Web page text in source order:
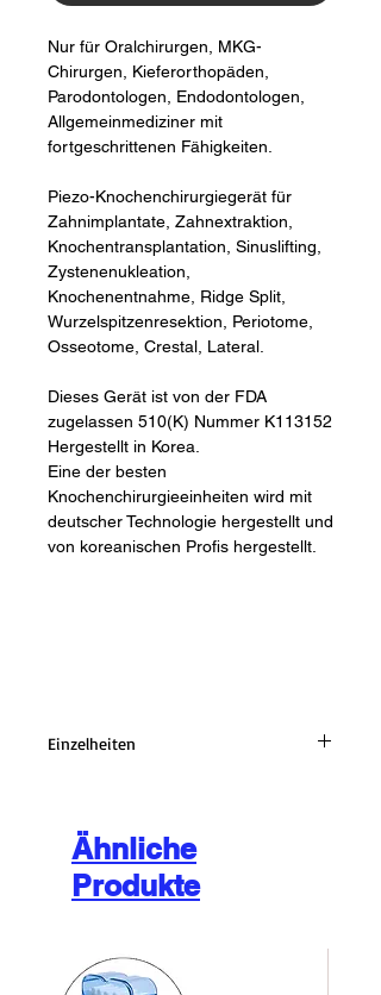
Nur für Oralchirurgen, MKG-
Chirurgen, Kieferorthopäden,
Parodontologen, Endodontologen,
Allgemeinmediziner mit
fortgeschrittenen Fähigkeiten.
Piezo-Knochenchirurgiegerät für
Zahnimplantate, Zahnextraktion,
Knochentransplantation, Sinuslifting,
Zystenenukleation,
Knochenentnahme, Ridge Split,
Wurzelspitzenresektion, Periotome,
Osseotome, Crestal, Lateral.
Dieses Gerät ist von der FDA
zugelassen 510(K) Nummer K113152
Hergestellt in Korea.
Eine der besten
Knochenchirurgieeinheiten wird mit
deutscher Technologie hergestellt und
von koreanischen Profis hergestellt.
Einzelheiten
Spitzen
3. Adapter 110 V ~ 240 V, 50 ~ 60 Hz
4. Wasserschlauch an Hauptgerät
6. One-Touch-Fußschalter
7. Operationsleistung 15,8 W ~ 51,5 W
Ähnliche
Produkte